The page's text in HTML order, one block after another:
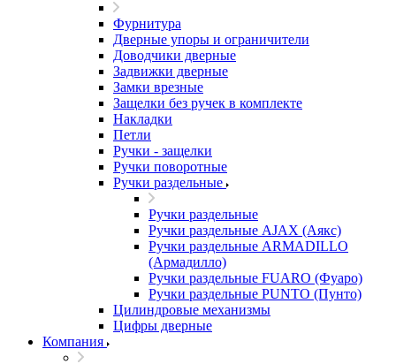
Фурнитура
Дверные упоры и ограничители
Доводчики дверные
Задвижки дверные
Замки врезные
Защелки без ручек в комплекте
Накладки
Петли
Ручки - защелки
Ручки поворотные
Ручки раздельные
Ручки раздельные
Ручки раздельные AJAX (Аякс)
Ручки раздельные ARMADILLO
(Армадилло)
Ручки раздельные FUARO (Фуаро)
Ручки раздельные PUNTO (Пунто)
Цилиндровые механизмы
Цифры дверные
Компания